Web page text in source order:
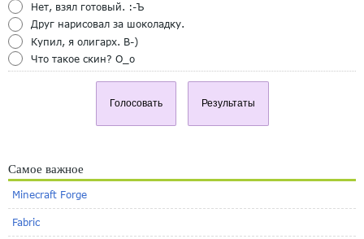
Нет, взял готовый. :-Ъ
Друг нарисовал за шоколадку.
Купил, я олигарх. B-)
Что такое скин? O_o
Голосовать Результаты
Самое важное
Minecraft Forge
Fabric